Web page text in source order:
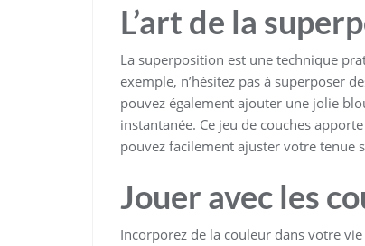
L’art de la
La superposition est une technique
exemple, n’hésitez pas à superposer
pouvez également ajouter une jolie
instantanée. Ce jeu de couches
pouvez facilement ajuster votre tenue
Jouer avec les
Incorporez de la couleur dans votre